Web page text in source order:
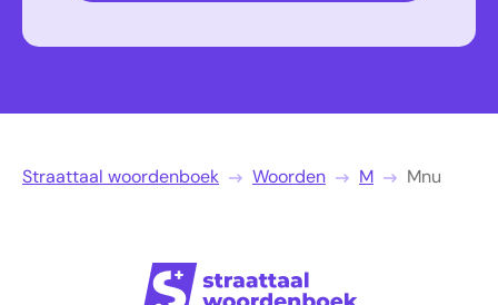
Straattaal woordenboek Woorden M Mnu